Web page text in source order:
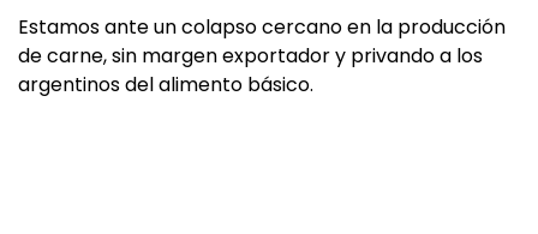
Estamos ante un colapso cercano en la producción
de carne, sin margen exportador y privando a los
argentinos del alimento básico.